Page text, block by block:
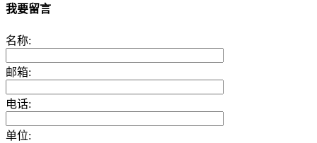
我要留言
名称:
邮箱:
电话:
单位: